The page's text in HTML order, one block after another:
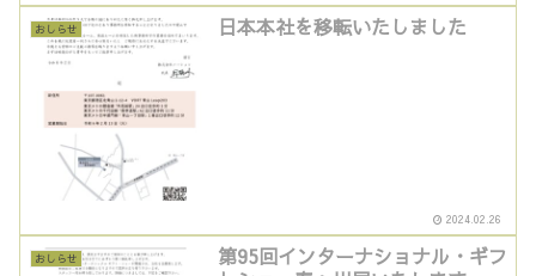
おしらせ 日本本社を移転いたしました
2024.02.26
おしらせ
第95回インターナショナル・ギフ